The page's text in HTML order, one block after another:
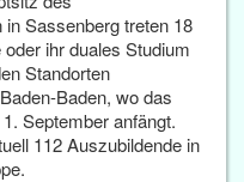
Sassenberg treten 18
ihr duales Studium
Standorten
Baden, wo das
September anfängt.
112 Auszubildende in